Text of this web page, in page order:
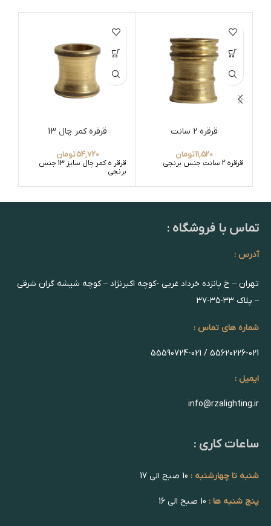
قرقره 2 سانت
11,520تومان
قرقره 2 سانت جنس برنجی
قرقره کمر چال 13
54,720تومان
قرقر ه کمر چال سایز 13 جنس
برنجی
تماس با فروشگاه :
آدرس :
تهران – خ پانزده خرداد غربی -کوچه اکبرنژاد – کوچه شیشه گران شرقی
– پلاک ۳۳-۳۵-۳۷
شماره های تماس :
55620226-021 / 55590724-021
ایمیل :
info@rzalighting.ir
ساعات کاری :
شنبه تا چهارشنبه :
پنج شنبه ها :